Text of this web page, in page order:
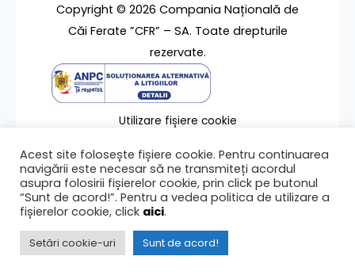
Copyright © 2026 Compania Națională de
Căi Ferate ”CFR” – SA. Toate drepturile
rezervate.
Utilizare fișiere cookie
Contact
Ultima modificare a paginii 10/04/2023
Acest site folosește fișiere cookie. Pentru continuarea
navigării este necesar să ne transmiteți acordul
asupra folosirii fișierelor cookie, prin click pe butonul
“Sunt de acord!”. Pentru a vedea politica de utilizare a
fișierelor cookie, click aici.
Setări cookie-uri Sunt de acord!